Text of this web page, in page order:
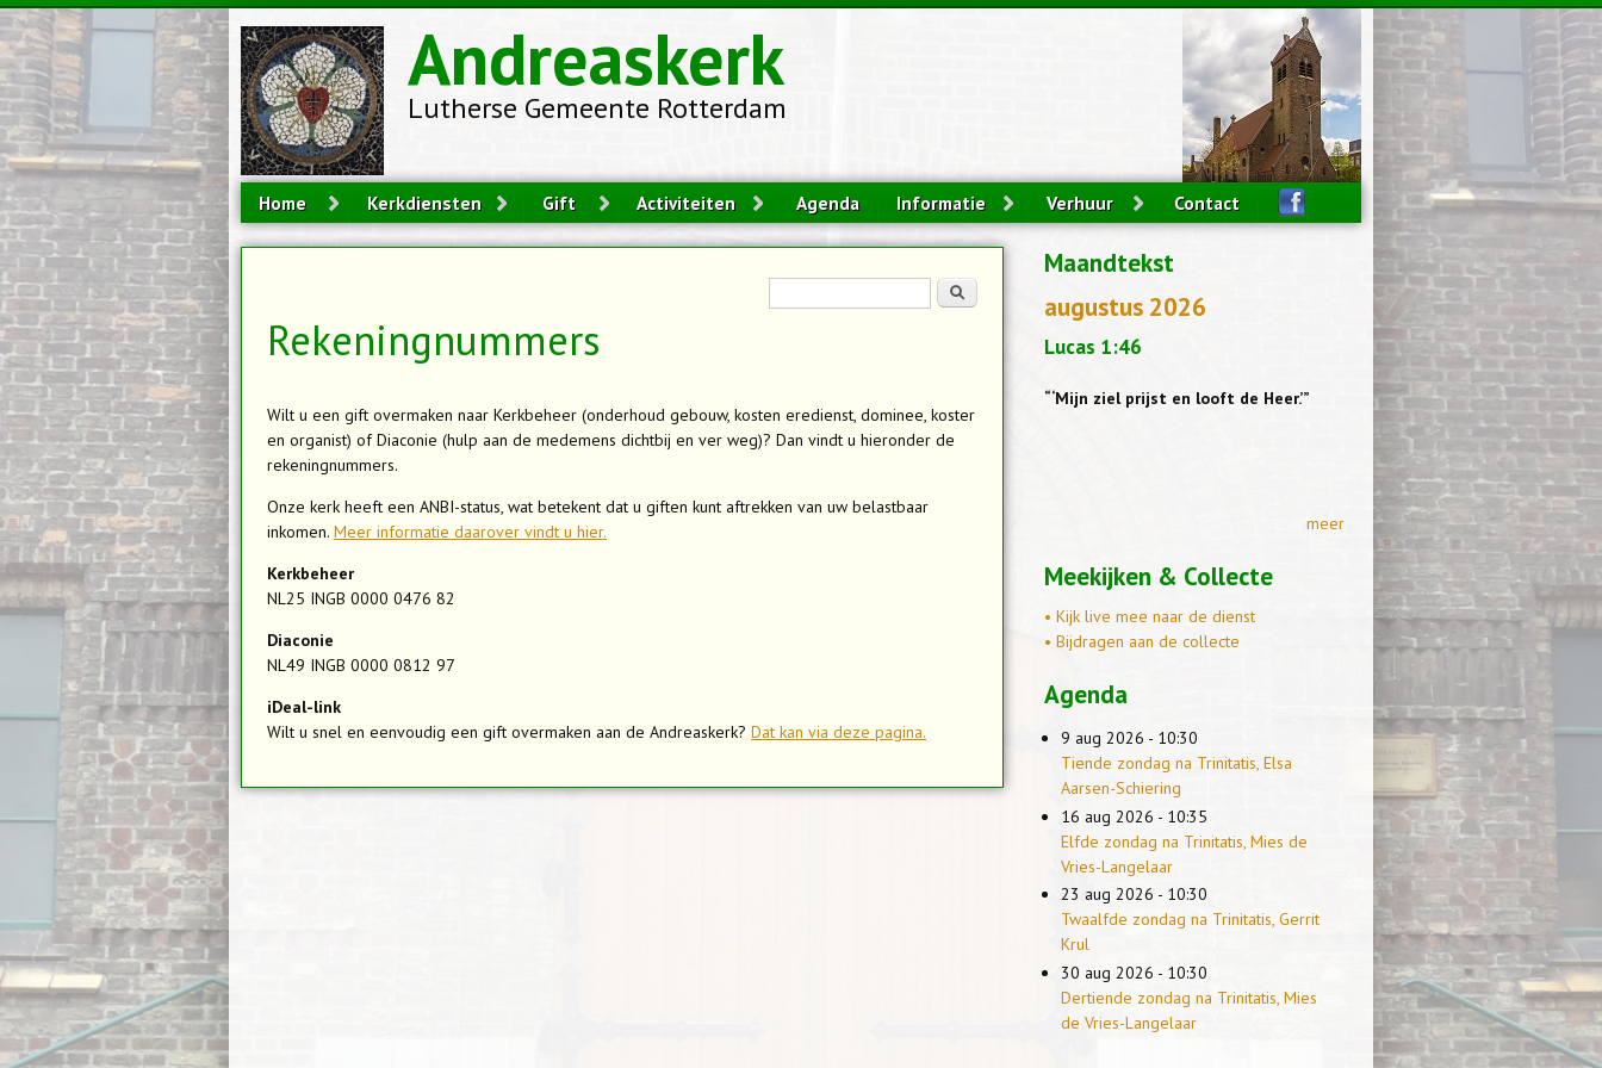
Overslaan en naar de inhoud gaan Andreaskerk
Lutherse Gemeente Rotterdam
Home Kerkdiensten Gift Activiteiten Agenda Informatie Verhuur Contact
Zoeken
Rekeningnummers
Wilt u een gift overmaken naar Kerkbeheer (onderhoud gebouw, kosten eredienst, dominee, koster
en organist) of Diaconie (hulp aan de medemens dichtbij en ver weg)? Dan vindt u hieronder de
rekeningnummers.
Onze kerk heeft een ANBI-status, wat betekent dat u giften kunt aftrekken van uw belastbaar
inkomen. Meer informatie daarover vindt u hier.
Kerkbeheer
NL25 INGB 0000 0476 82
Diaconie
NL49 INGB 0000 0812 97
iDeal-link
Wilt u snel en eenvoudig een gift overmaken aan de Andreaskerk? Dat kan via deze pagina.
Maandtekst
augustus 2026
Lucas 1:46
“‘Mijn ziel prijst en looft de Heer.’”
meer
Meekijken & Collecte
• Kijk live mee naar de dienst
• Bijdragen aan de collecte
Agenda
9 aug 2026 - 10:30
Tiende zondag na Trinitatis, Elsa
Aarsen-Schiering
16 aug 2026 - 10:35
Elfde zondag na Trinitatis, Mies de
Vries-Langelaar
23 aug 2026 - 10:30
Twaalfde zondag na Trinitatis, Gerrit
Krul
30 aug 2026 - 10:30
Dertiende zondag na Trinitatis, Mies
de Vries-Langelaar